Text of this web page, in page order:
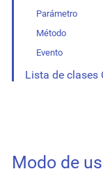
Parámetro
Método
Evento
Lista de clases
Modo de